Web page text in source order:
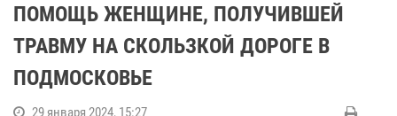
ПОМОЩЬ ЖЕНЩИНЕ, ПОЛУЧИВШЕЙ
ТРАВМУ НА СКОЛЬЗКОЙ ДОРОГЕ В
ПОДМОСКОВЬЕ
29 января 2024, 15:27